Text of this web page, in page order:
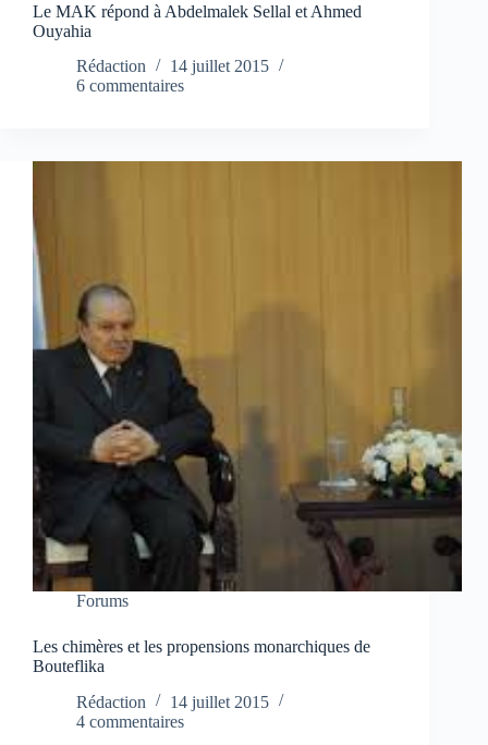
Le MAK répond à Abdelmalek Sellal et Ahmed
Ouyahia
Rédaction
14 juillet 2015
6 commentaires
Forums
Les chimères et les propensions monarchiques de
Bouteflika
Rédaction
14 juillet 2015
4 commentaires